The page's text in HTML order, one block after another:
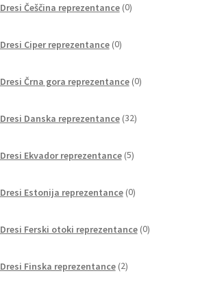
Dresi Češčina reprezentance 0izdelkov
Dresi Ciper reprezentance 0izdelkov
Dresi Črna gora reprezentance 0izdelkov
Dresi Danska reprezentance 32izdelkov
Dresi Ekvador reprezentance 5izdelkov
Dresi Estonija reprezentance 0izdelkov
Dresi Ferski otoki reprezentance 0izdelkov
Dresi Finska reprezentance 2izdelka